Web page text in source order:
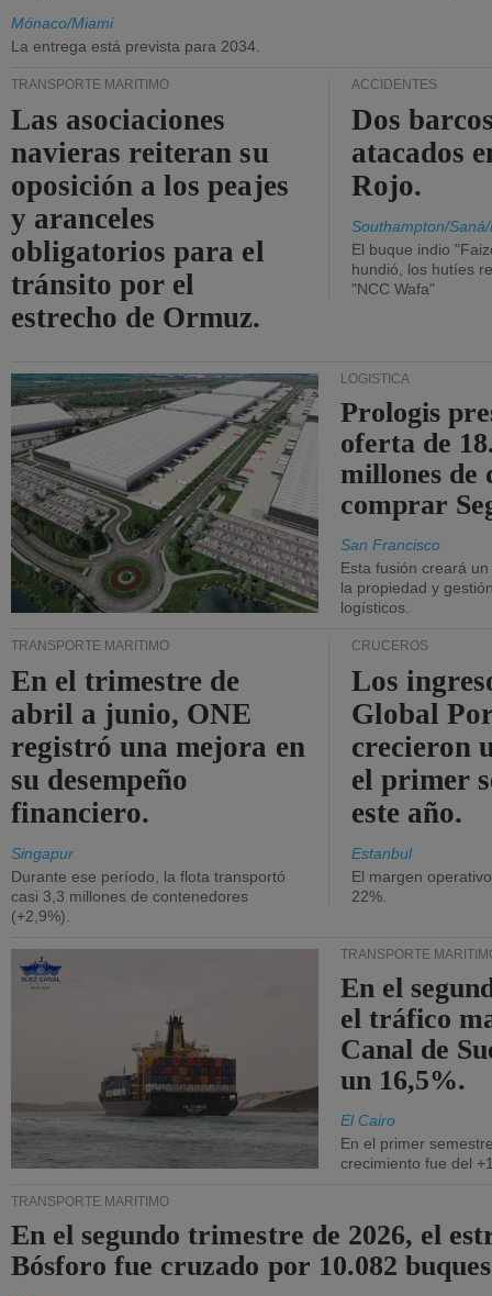
Mónaco/Miami
La entrega está prevista para 2034.
TRANSPORTE MARÍTIMO
Las asociaciones
navieras reiteran su
oposición a los peajes
y aranceles
obligatorios para el
tránsito por el
estrecho de Ormuz.
ACCIDENTES
Dos
atacados
Rojo.
Southampton/
El buque indio
hundió, los hutíes
"NCC Wafa"
LOGÍSTICA
Prologis
oferta de
millones de
comprar
San Francisco
Esta fusión creará
la propiedad y
logísticos.
TRANSPORTE MARÍTIMO
En el trimestre de
abril a junio, ONE
registró una mejora en
su desempeño
financiero.
Singapur
Durante ese período, la flota transportó
casi 3,3 millones de contenedores
(+2,9%).
CRUCEROS
Los
Global
crecieron
el primer
este año.
Estanbul
El margen
22%.
TRANSPORTE
En el
el tráfico
Canal de
un 16,5%.
El Cairo
En el primer
crecimiento fue del
TRANSPORTE MARÍTIMO
En el segundo trimestre de 2026, el
Bósforo fue cruzado por 10.082